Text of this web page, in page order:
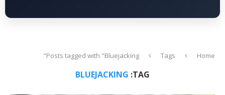
Home
Tags
Posts tagged with "Bluejacking"
TAG:
BLUEJACKING